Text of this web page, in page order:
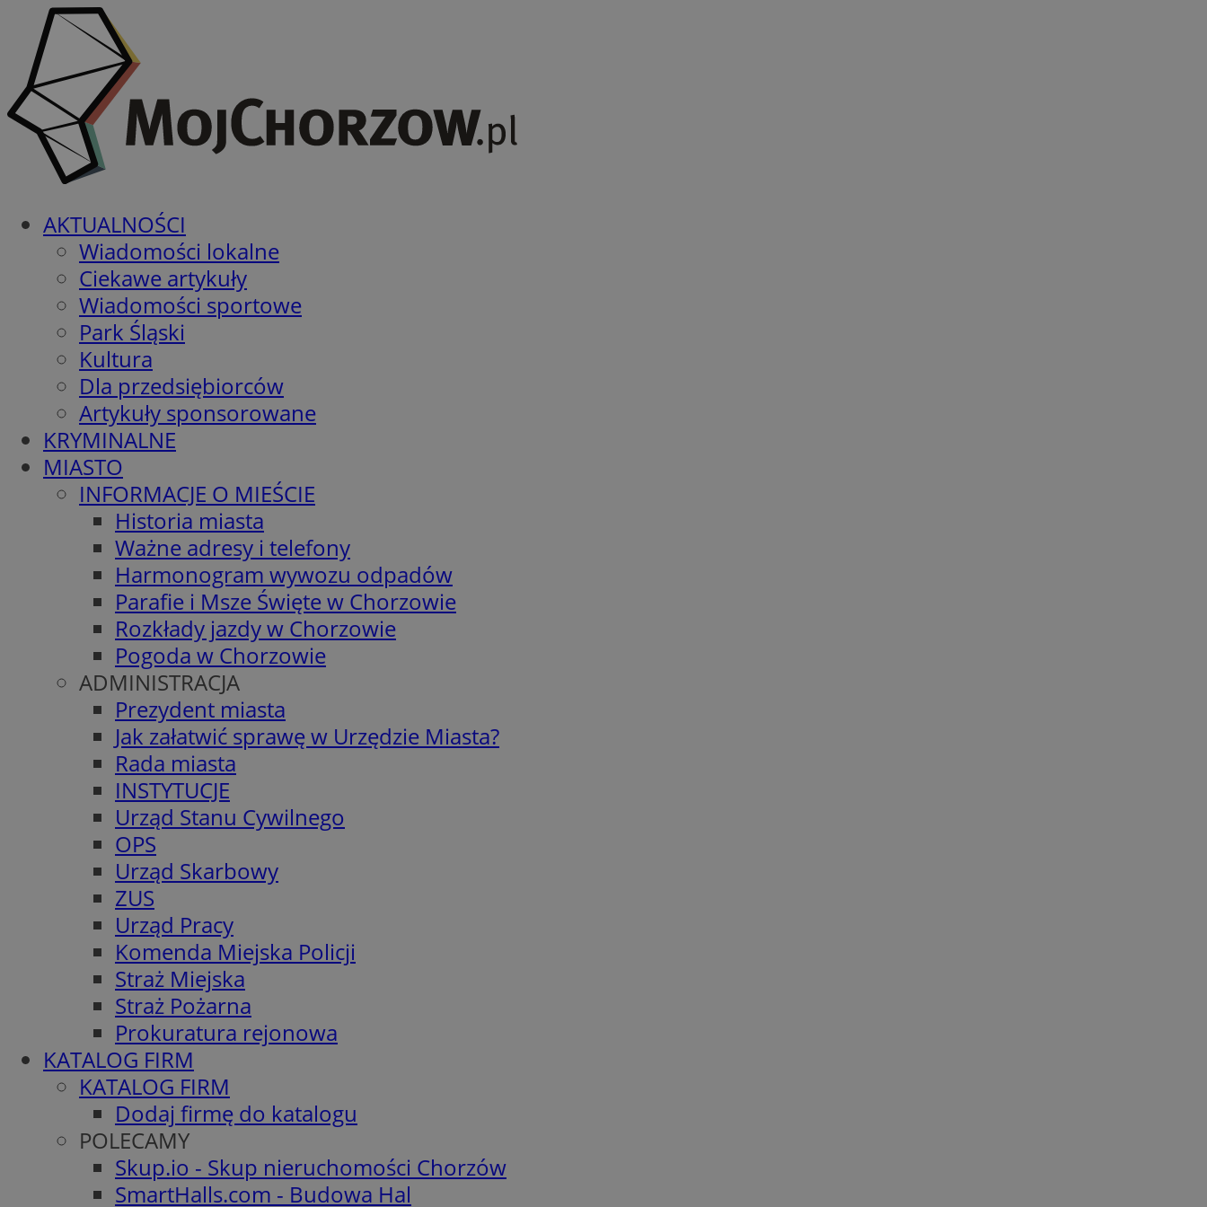
AKTUALNOŚCI
Wiadomości lokalne
Ciekawe artykuły
Wiadomości sportowe
Park Śląski
Kultura
Dla przedsiębiorców
Artykuły sponsorowane
KRYMINALNE
MIASTO
INFORMACJE O MIEŚCIE
Historia miasta
Ważne adresy i telefony
Harmonogram wywozu odpadów
Parafie i Msze Święte w Chorzowie
Rozkłady jazdy w Chorzowie
Pogoda w Chorzowie
ADMINISTRACJA
Prezydent miasta
Jak załatwić sprawę w Urzędzie Miasta?
Rada miasta
INSTYTUCJE
Urząd Stanu Cywilnego
OPS
Urząd Skarbowy
ZUS
Urząd Pracy
Komenda Miejska Policji
Straż Miejska
Straż Pożarna
Prokuratura rejonowa
KATALOG FIRM
KATALOG FIRM
Dodaj firmę do katalogu
POLECAMY
Skup.io - Skup nieruchomości Chorzów
SmartHalls.com - Budowa Hal